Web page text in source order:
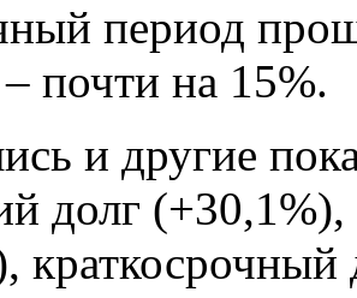
период
почти на 15%.
и другие
долг (+30,1%),
краткосрочный